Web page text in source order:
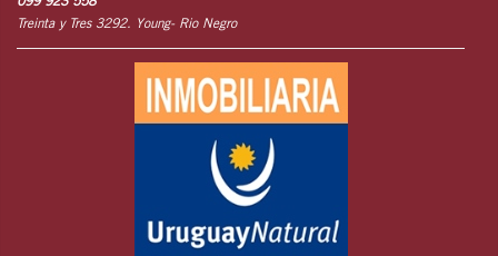
Treinta y Tres 3292. Young- Rio Negro